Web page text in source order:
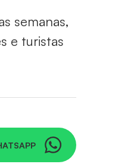
semanas,
e turistas